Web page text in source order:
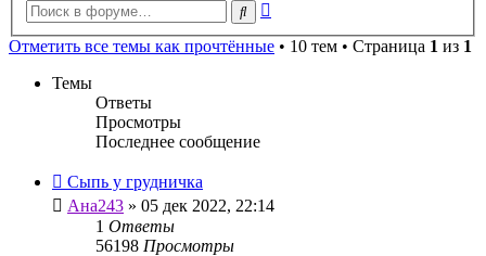
Поиск
Отметить все темы как прочтённые • 10 тем • Страница 1 из 1
Темы
Ответы
Просмотры
Последнее сообщение
Сыпь у грудничка
Ана243 » 05 дек 2022, 22:14
1 Ответы
56198 Просмотры